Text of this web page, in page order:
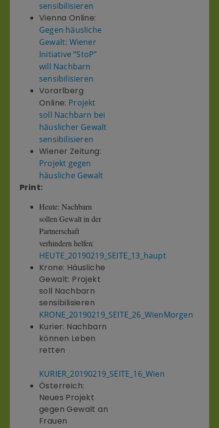
sensibilisieren
Vienna Online:
Gegen häusliche
Gewalt: Wiener
Initiative “StoP”
will Nachbarn
sensibilisieren
Vorarlberg
Online: Projekt
soll Nachbarn bei
häuslicher Gewalt
sensibilisieren
Wiener Zeitung:
Projekt gegen
häusliche Gewalt
Print:
Heute: Nachbarn
sollen Gewalt in der
Partnerschaft
verhindern helfen:
HEUTE_20190219_SEITE_13_haupt
Krone: Häusliche
Gewalt: Projekt
soll Nachbarn
sensibilisieren
KRONE_20190219_SEITE_26_WienMorgen
Kurier: Nachbarn
können Leben
retten
KURIER_20190219_SEITE_16_Wien
Österreich:
Neues Projekt
gegen Gewalt an
Frauen